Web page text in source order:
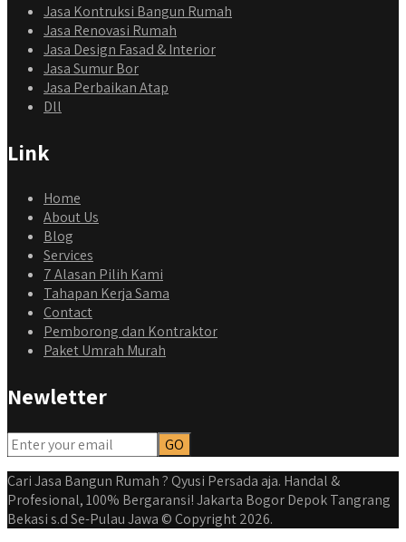
Jasa Kontruksi Bangun Rumah
Jasa Renovasi Rumah
Jasa Design Fasad & Interior
Jasa Sumur Bor
Jasa Perbaikan Atap
Dll
Link
Home
About Us
Blog
Services
7 Alasan Pilih Kami
Tahapan Kerja Sama
Contact
Pemborong dan Kontraktor
Paket Umrah Murah
Newletter
Cari Jasa Bangun Rumah ? Qyusi Persada aja. Handal &
Profesional, 100% Bergaransi! Jakarta Bogor Depok Tangrang
Bekasi s.d Se-Pulau Jawa © Copyright 2026.